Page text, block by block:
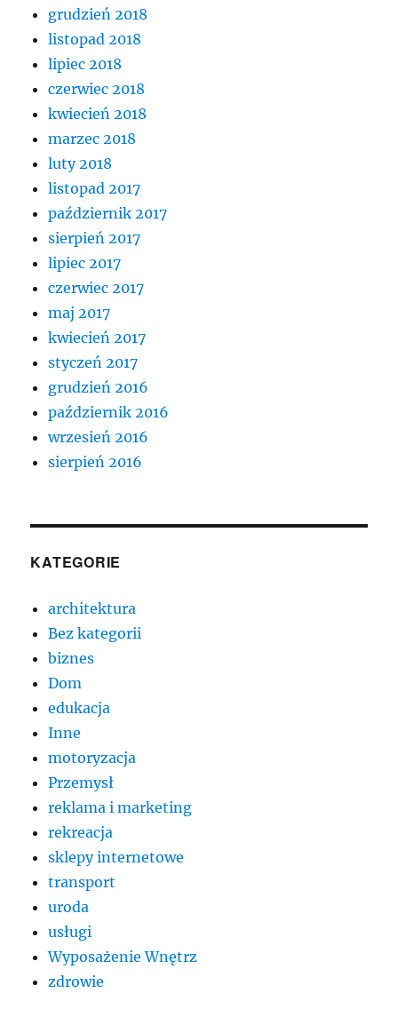
grudzień 2018
listopad 2018
lipiec 2018
czerwiec 2018
kwiecień 2018
marzec 2018
luty 2018
listopad 2017
październik 2017
sierpień 2017
lipiec 2017
czerwiec 2017
maj 2017
kwiecień 2017
styczeń 2017
grudzień 2016
październik 2016
wrzesień 2016
sierpień 2016
KATEGORIE
architektura
Bez kategorii
biznes
Dom
edukacja
Inne
motoryzacja
Przemysł
reklama i marketing
rekreacja
sklepy internetowe
transport
uroda
usługi
Wyposażenie Wnętrz
zdrowie